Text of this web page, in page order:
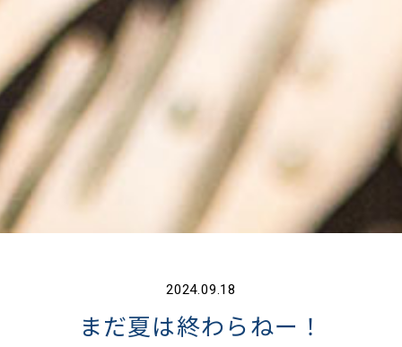
2024.09.18
まだ夏は終わらねー！